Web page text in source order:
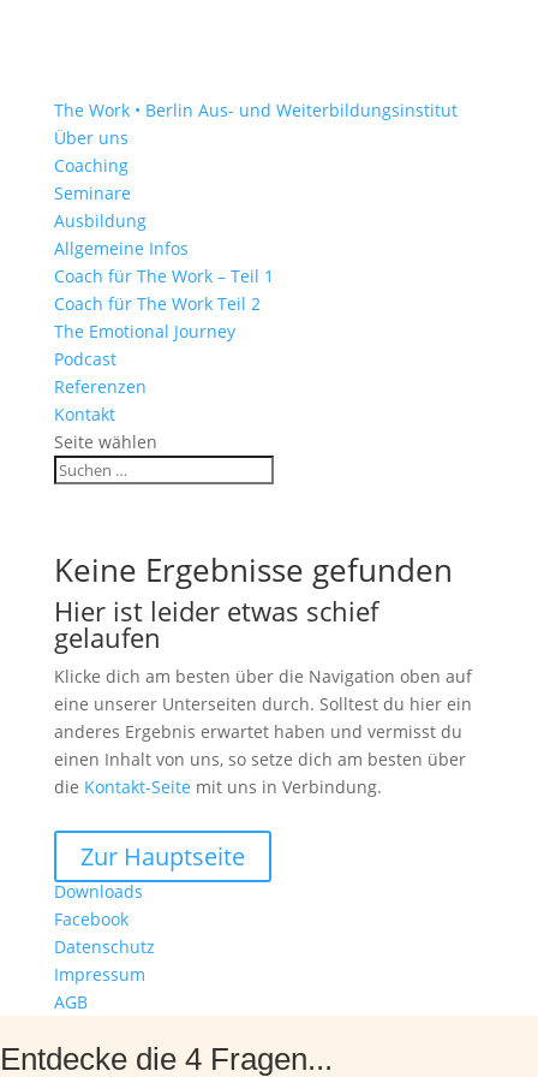
The Work • Berlin Aus- und Weiterbildungsinstitut
Über uns
Coaching
Seminare
Ausbildung
Allgemeine Infos
Coach für The Work – Teil 1
Coach für The Work Teil 2
The Emotional Journey
Podcast
Referenzen
Kontakt
Seite wählen
Keine Ergebnisse gefunden
Hier ist leider etwas schief
gelaufen
Klicke dich am besten über die Navigation oben auf
eine unserer Unterseiten durch. Solltest du hier ein
anderes Ergebnis erwartet haben und vermisst du
einen Inhalt von uns, so setze dich am besten über
die Kontakt-Seite mit uns in Verbindung.
Zur Hauptseite
Downloads
Facebook
Datenschutz
Impressum
AGB
Entdecke die 4 Fragen...